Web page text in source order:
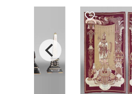
favorite_border